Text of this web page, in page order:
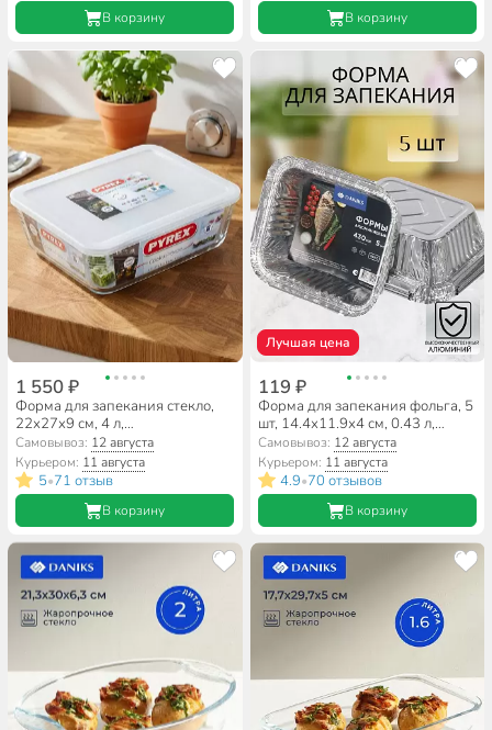
В корзину В корзину
1 550 ₽
Форма для запекания стекло,
22х27х9 см, 4 л,
прямоугольная, с крышкой,
Pyrex, Cook Freez, 244Р000
Самовывоз: 12 августа
Курьером: 11 августа
5•71 отзыв
В корзину
Лучшая цена
119 ₽
Форма для запекания фольга, 5
шт, 14.4х11.9х4 см, 0.43 л,
прямоугольная, Daniks, 24L
Самовывоз: 12 августа
Курьером: 11 августа
4.9•70 отзывов
В корзину